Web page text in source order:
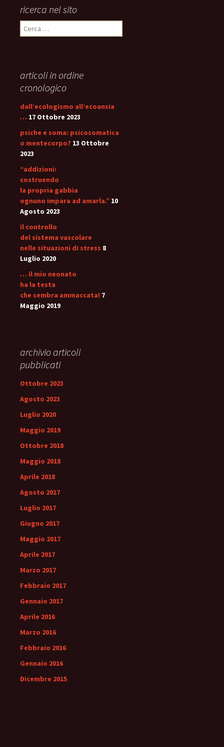
ricerca nel sito
Ricerca
per:
articoli in ordine
cronologico
dall’ecologismo all’ecoansia
… 17 Ottobre 2023
psiche e soma: psicosomatica
o mentecorpo? 13 Ottobre
2023
“addizioni:
costruendo
la propria gabbia
ognuno impara ad amarla.” 10
Agosto 2023
il controllo
del sistema vascolare
nelle situazioni di stress 8
Luglio 2020
… il mio neonato
ha la testa
che sembra ammaccata! 7
Maggio 2019
archivio articoli
pubblicati
Ottobre 2023
Agosto 2023
Luglio 2020
Maggio 2019
Ottobre 2018
Maggio 2018
Aprile 2018
Agosto 2017
Luglio 2017
Giugno 2017
Maggio 2017
Aprile 2017
Marzo 2017
Febbraio 2017
Gennaio 2017
Aprile 2016
Marzo 2016
Febbraio 2016
Gennaio 2016
Dicembre 2015